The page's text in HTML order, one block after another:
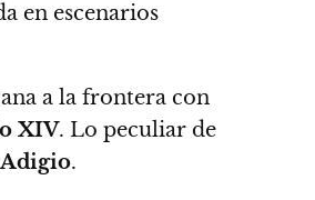
en escenarios
a la frontera con
XIV. Lo peculiar de
.